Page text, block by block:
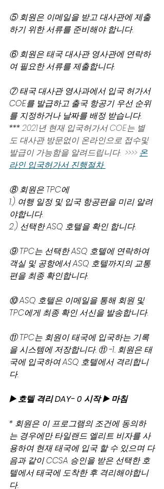
⑤ 회원은 이메일을 받고 대사관에 제출
하기 위한 서류를 준비해야 합니다.
⑥ 회원은 태국 대사관 영사관에 ​​연락하
여 필요한 서류를 제출합니다.
⑦ 태국 대사관 영사과에서 입국 허가서
COE를 발급하고 출국 항공기 우선 순위
를 지정하거나 날짜를 배정 받습니다.
*** 2021년 현재 입국허가서 COE는 별
도 대사관 방문없이 온라인으로 접수및
발급이 가능함을 알려드립니다.  >>>> 온
라인 입국허가서 진행절차
⑧ 회원은 TPC에
1.) 여행 일정 및 입국 항공편을 미리 알려
야합니다.
2.) 선택한 ASQ 호텔을 확인 합니다.
⑨ TPC는 선택한 ASQ 호텔에 연락하여
객실 및 공항에서 ASQ 호텔까지의 교통
편을 최종 확인합니다.
⑩ ASQ 호텔은 이메일을 통해 회원 및
TPC에게 최종 확인 서신을 발송합니다.
⑪ TPC는 회원이 태국에 입국하는 기록
을 시스템에 저장합니다. ⑪ -1. 회원은 태
국에 입국하여 ASQ 호텔에서 격리합니
다.
▶️ 호텔 격리 DAY- 0 시작 ▶️ 마침
* 회원은 이 프로그램의 조건에 동의하
는 경우에만 타일랜드 엘리트 비자를 사
용하여 현재 태국에 입국 할 수 있으며 다
음과 같이 CCSA 승인을 받은 선택한 호
텔에서 태국에 도착한 후 격리해야합니
다.